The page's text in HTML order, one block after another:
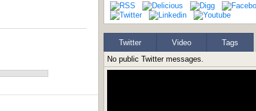
Twitter Video
Tags
No public Twitter messages.